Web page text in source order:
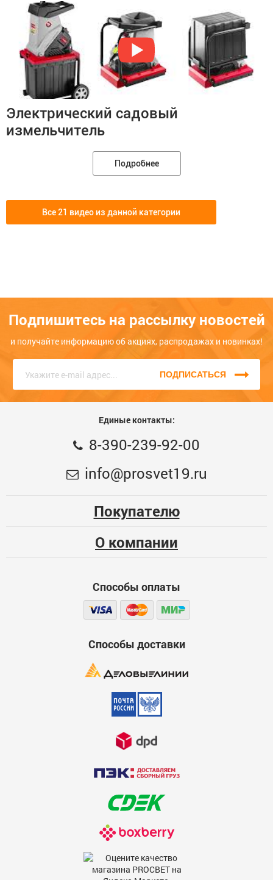
Электрический садовый
измельчитель
Подробнее
Все 21 видео из данной категории
Подпишитесь на рассылку новостей
и получайте информацию об акциях, распродажах и новинках!
ПОДПИСАТЬСЯ
Единые контакты:
8-390-239-92-00
info@prosvet19.ru
Покупателю
О компании
Способы оплаты
Способы доставки